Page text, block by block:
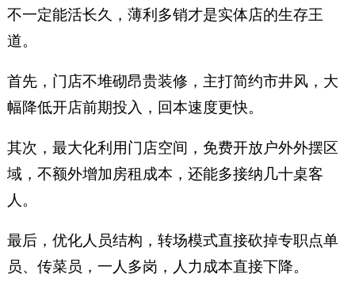
不一定能活长久，薄利多销才是实体店的生存王
道。
首先，门店不堆砌昂贵装修，主打简约市井风，大
幅降低开店前期投入，回本速度更快。
其次，最大化利用门店空间，免费开放户外外摆区
域，不额外增加房租成本，还能多接纳几十桌客
人。
最后，优化人员结构，转场模式直接砍掉专职点单
员、传菜员，一人多岗，人力成本直接下降。